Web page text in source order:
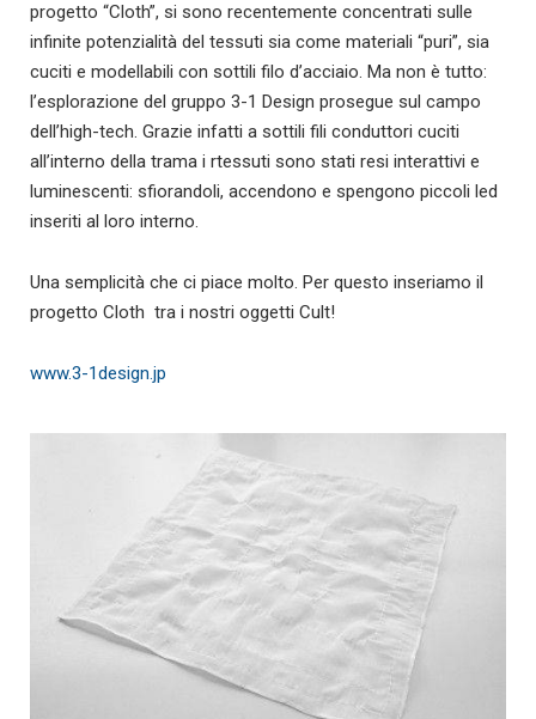
progetto “Cloth”, si sono recentemente concentrati sulle
infinite potenzialità del tessuti sia come materiali “puri”, sia
cuciti e modellabili con sottili filo d’acciaio. Ma non è tutto:
l’esplorazione del gruppo 3-1 Design prosegue sul campo
dell’high-tech. Grazie infatti a sottili fili conduttori cuciti
all’interno della trama i rtessuti sono stati resi interattivi e
luminescenti: sfiorandoli, accendono e spengono piccoli led
inseriti al loro interno.
Una semplicità che ci piace molto. Per questo inseriamo il
progetto Cloth tra i nostri oggetti Cult!
www.3-1design.jp